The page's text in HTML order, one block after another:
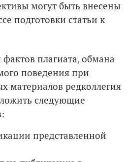
могут быть внесены
подготовки статьи к
плагиата, обмана
поведения при
материалов редколлегия
следующие
представленной